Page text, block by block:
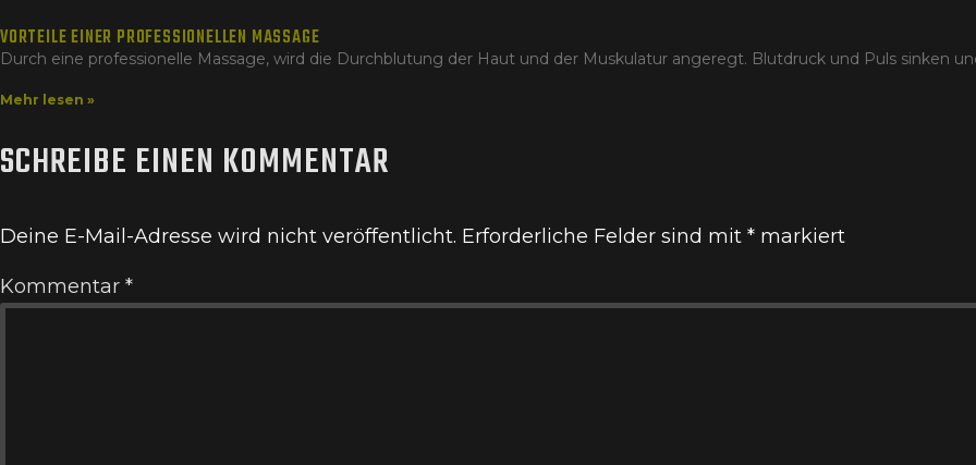
VORTEILE EINER PROFESSIONELLEN MASSAGE
Durch eine professionelle Massage, wird die Durchblutung der Haut und der Muskulatur angeregt. Blutdruck und Puls sinken
Mehr lesen »
SCHREIBE EINEN KOMMENTAR
Deine E-Mail-Adresse wird nicht veröffentlicht. Erforderliche Felder sind mit * markiert
Kommentar *